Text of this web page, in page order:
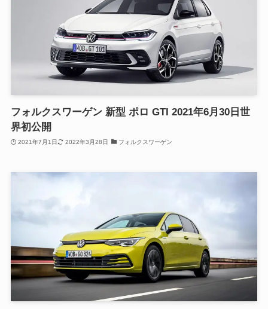
フォルクスワーゲン 新型 ポロ GTI 2021年6月30日世
界初公開
2021年7月1日 2022年3月28日 フォルクスワーゲン